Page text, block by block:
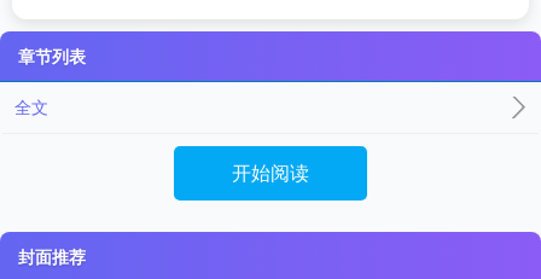
章节列表
全文
开始阅读
封面推荐